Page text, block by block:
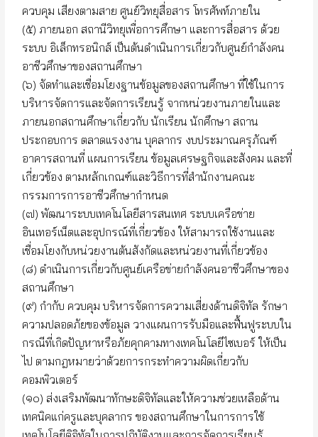
ควบคุม เสียงตามสาย ศูนย์วิทยุสื่อสาร โทรศัพท์ภายใน
(๕) ภายนอก สถานีวิทยุเพื่อการศึกษา และการสื่อสาร ด้วย
ระบบ อิเล็กทรอนิกส์ เป็นต้นดำเนินการเกี่ยวกับศูนย์กำลังคน
อาชีวศึกษาของสถานศึกษา
(๖) จัดทำและเชื่อมโยงฐานข้อมูลของสถานศึกษา ที่ใช้ในการ
บริหารจัดการและจัดการเรียนรู้ จากหน่วยงานภายในและ
ภายนอกสถานศึกษาเกี่ยวกับ นักเรียน นักศึกษา สถาน
ประกอบการ ตลาดแรงงาน บุคลากร งบประมาณครุภัณฑ์
อาคารสถานที่ แผนการเรียน ข้อมูลเศรษฐกิจและสังคม และที่
เกี่ยวข้อง ตามหลักเกณฑ์และวิธีการที่สำนักงานคณะ
กรรมการการอาชีวศึกษากำหนด
(๗) พัฒนาระบบเทคโนโลยีสารสนเทศ ระบบเครือข่าย
อินเทอร์เน็ตและอุปกรณ์ที่เกี่ยวข้อง ให้สามารถใช้งานและ
เชื่อมโยงกับหน่วยงานต้นสังกัดและหน่วยงานที่เกี่ยวข้อง
(๘) ดำเนินการเกี่ยวกับศูนย์เครือข่ายกำลังคนอาชีวศึกษาของ
สถานศึกษา
(๙) กำกับ ควบคุม บริหารจัดการความเสี่ยงด้านดิจิทัล รักษา
ความปลอดภัยของข้อมูล วางแผนการรับมือและฟื้นฟูระบบใน
กรณีที่เกิดปัญหาหรือภัยคุกคามทางเทคโนโลยีไซเบอร์ ให้เป็น
ไป ตามกฎหมายว่าด้วยการกระทำความผิดเกี่ยวกับ
คอมพิวเตอร์
(๑๐) ส่งเสริมพัฒนาทักษะดิจิทัลและให้ความช่วยเหลือด้าน
เทคนิคแก่ครูและบุคลากร ของสถานศึกษาในการการใช้